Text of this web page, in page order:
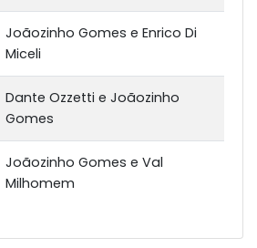
Joãozinho Gomes e Enrico Di
Miceli
Dante Ozzetti e Joãozinho
Gomes
Joãozinho Gomes e Val
Milhomem